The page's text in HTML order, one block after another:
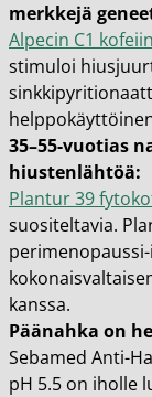
merkkejä
Alpecin C1
stimuloi
35–55-vuotias
hiustenlähtöä:
Plantur 39
suositeltavia.
kanssa.
Päänahka on
Sebamed Anti-
pH 5.5 on iholle